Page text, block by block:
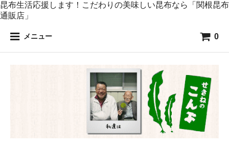
昆布生活応援します！こだわりの美味しい昆布なら「関根昆布
通販店」
メニュー 0